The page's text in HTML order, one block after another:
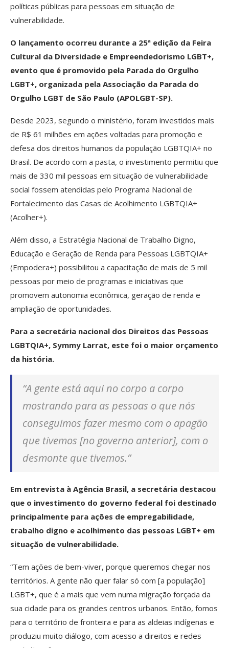
políticas públicas para pessoas em situação de
vulnerabilidade.
O lançamento ocorreu durante a 25ª edição da Feira
Cultural da Diversidade e Empreendedorismo LGBT+,
evento que é promovido pela Parada do Orgulho
LGBT+, organizada pela Associação da Parada do
Orgulho LGBT de São Paulo (APOLGBT-SP).
Desde 2023, segundo o ministério, foram investidos mais
de R$ 61 milhões em ações voltadas para promoção e
defesa dos direitos humanos da população LGBTQIA+ no
Brasil. De acordo com a pasta, o investimento permitiu que
mais de 330 mil pessoas em situação de vulnerabilidade
social fossem atendidas pelo Programa Nacional de
Fortalecimento das Casas de Acolhimento LGBTQIA+
(Acolher+).
Além disso, a Estratégia Nacional de Trabalho Digno,
Educação e Geração de Renda para Pessoas LGBTQIA+
(Empodera+) possibilitou a capacitação de mais de 5 mil
pessoas por meio de programas e iniciativas que
promovem autonomia econômica, geração de renda e
ampliação de oportunidades.
Para a secretária nacional dos Direitos das Pessoas
LGBTQIA+, Symmy Larrat, este foi o maior orçamento
da história.
“A gente está aqui no corpo a corpo
mostrando para as pessoas o que nós
conseguimos fazer mesmo com o apagão
que tivemos [no governo anterior], com o
desmonte que tivemos.”
Em entrevista à Agência Brasil, a secretária destacou
que o investimento do governo federal foi destinado
principalmente para ações de empregabilidade,
trabalho digno e acolhimento das pessoas LGBT+ em
situação de vulnerabilidade.
“Tem ações de bem-viver, porque queremos chegar nos
territórios. A gente não quer falar só com [a população]
LGBT+, que é a mais que vem numa migração forçada da
sua cidade para os grandes centros urbanos. Então, fomos
para o território de fronteira e para as aldeias indígenas e
produziu muito diálogo, com acesso a direitos e redes